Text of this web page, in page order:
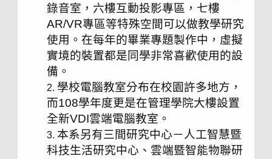
錄音室，六樓互動投影專區，七樓
AR/VR專區等特殊空間可以做教學研究
使用。在每年的畢業專題製作中，虛擬
實境的裝置都是同學非常喜歡使用的設
備。
學校電腦教室分布在校園許多地方，
而108學年度更是在管理學院大樓設置
全新VDI雲端電腦教室。
本系另有三間研究中心－人工智慧暨
科技生活研究中心、雲端暨智能物聯研